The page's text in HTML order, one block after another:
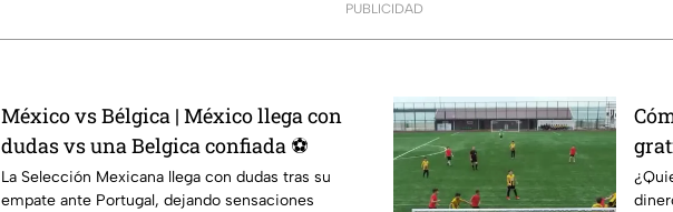
PUBLICIDAD
México vs Bélgica | México llega con
dudas vs una Belgica confiada ⚽
La Selección Mexicana llega con dudas tras su
empate ante Portugal, dejando sensaciones